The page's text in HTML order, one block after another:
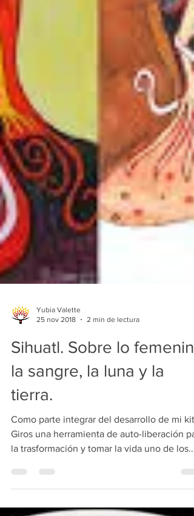
25 nov 2018
2 min de lectura
Sihuatl. Sobre lo femenino
la sangre, la luna y la
tierra.
Como parte integrar del desarrollo de mi kit
Giros una herramienta de auto-liberación
la trasformación y tomar la vida uno de los...